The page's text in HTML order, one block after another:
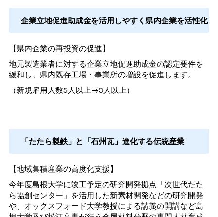
企業立地促進助成金を活用しやすく県内企業を活性化
【県内企業の再投資の促進】
地元製造業者に対する企業立地促進助成金の認定要件を
緩和し、県内既存工場・事業所の増設を促進します。
（新規雇用人数5人以上→3人以上）
「たたら製鉄」と「石州瓦」進化する伝統産業
【地域集積産業の高度化支援】
今年度島根大学に竣工予定の研究開発拠点「次世代たた
ら協創センター」を活用した新素材開発などの研究開発
や、オックスフォード大学教授による講義の開講など島